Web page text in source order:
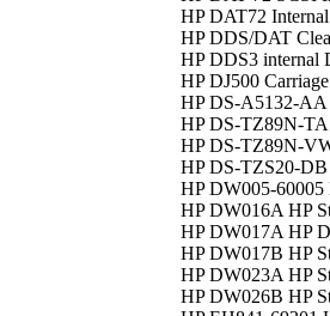
HP DAT72
HP DDS/DAT
HP DDS3 internal
HP DJ500
HP DS-A5132-AA
HP DS-TZ89N-
HP DS-TZ89N-
HP DS-TZS20-
HP DW005-
HP DW016A HP
HP DW017A HP
HP DW017B HP
HP DW023A HP
HP DW026B HP